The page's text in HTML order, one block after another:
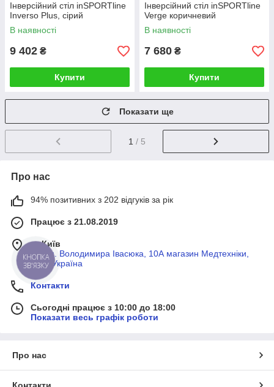
Інверсійний стіл inSPORTline
Inverso Plus, сірий
В наявності
9 402 ₴
Купити
Інверсійний стіл inSPORTline
Verge коричневий
В наявності
7 680 ₴
Купити
Показати ще
1 / 5
Про нас
94% позитивних з 202 відгуків за рік
Працює з 21.08.2019
м. Київ
просп. Володимира Івасюка, 10А магазин Медтехніки,
Київ, Україна
Контакти
Сьогодні працює з 10:00 до 18:00
Показати весь графік роботи
Про нас
КНОПКА
ЗВ'ЯЗКУ